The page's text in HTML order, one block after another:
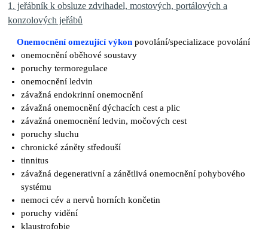
1. jeřábník k obsluze zdvihadel, mostových, portálových a
konzolových jeřábů
Onemocnění omezující výkon povolání/specializace povolání
onemocnění oběhové soustavy
poruchy termoregulace
onemocnění ledvin
závažná endokrinní onemocnění
závažná onemocnění dýchacích cest a plic
závažná onemocnění ledvin, močových cest
poruchy sluchu
chronické záněty středouší
tinnitus
závažná degenerativní a zánětlivá onemocnění pohybového
systému
nemoci cév a nervů horních končetin
poruchy vidění
klaustrofobie